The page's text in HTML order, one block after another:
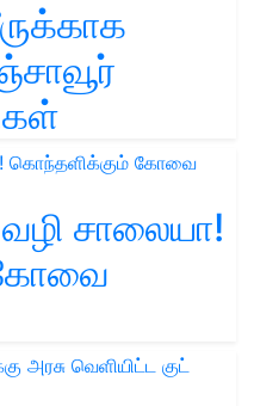
வழி சாலையா!